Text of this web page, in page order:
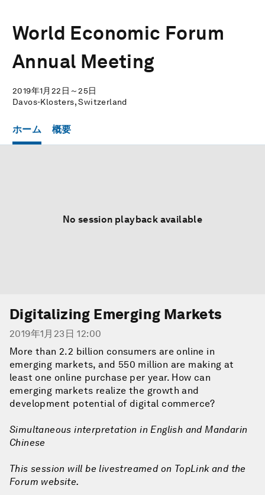
World Economic Forum
Annual Meeting
2019年1月22日～25日
Davos-Klosters, Switzerland
ホーム 概要
No session playback available
Digitalizing Emerging Markets
2019年1月23日 12:00
More than 2.2 billion consumers are online in
emerging markets, and 550 million are making at
least one online purchase per year. How can
emerging markets realize the growth and
development potential of digital commerce?
Simultaneous interpretation in English and Mandarin
Chinese
This session will be livestreamed on TopLink and the
Forum website.